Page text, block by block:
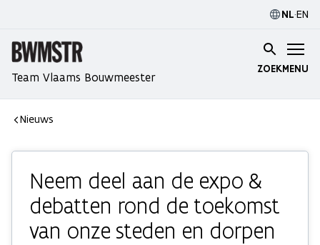
NL·EN
Team Vlaams Bouwmeester
ZOEKMENU
Nieuws
Neem deel aan de expo &
debatten rond de toekomst
van onze steden en dorpen